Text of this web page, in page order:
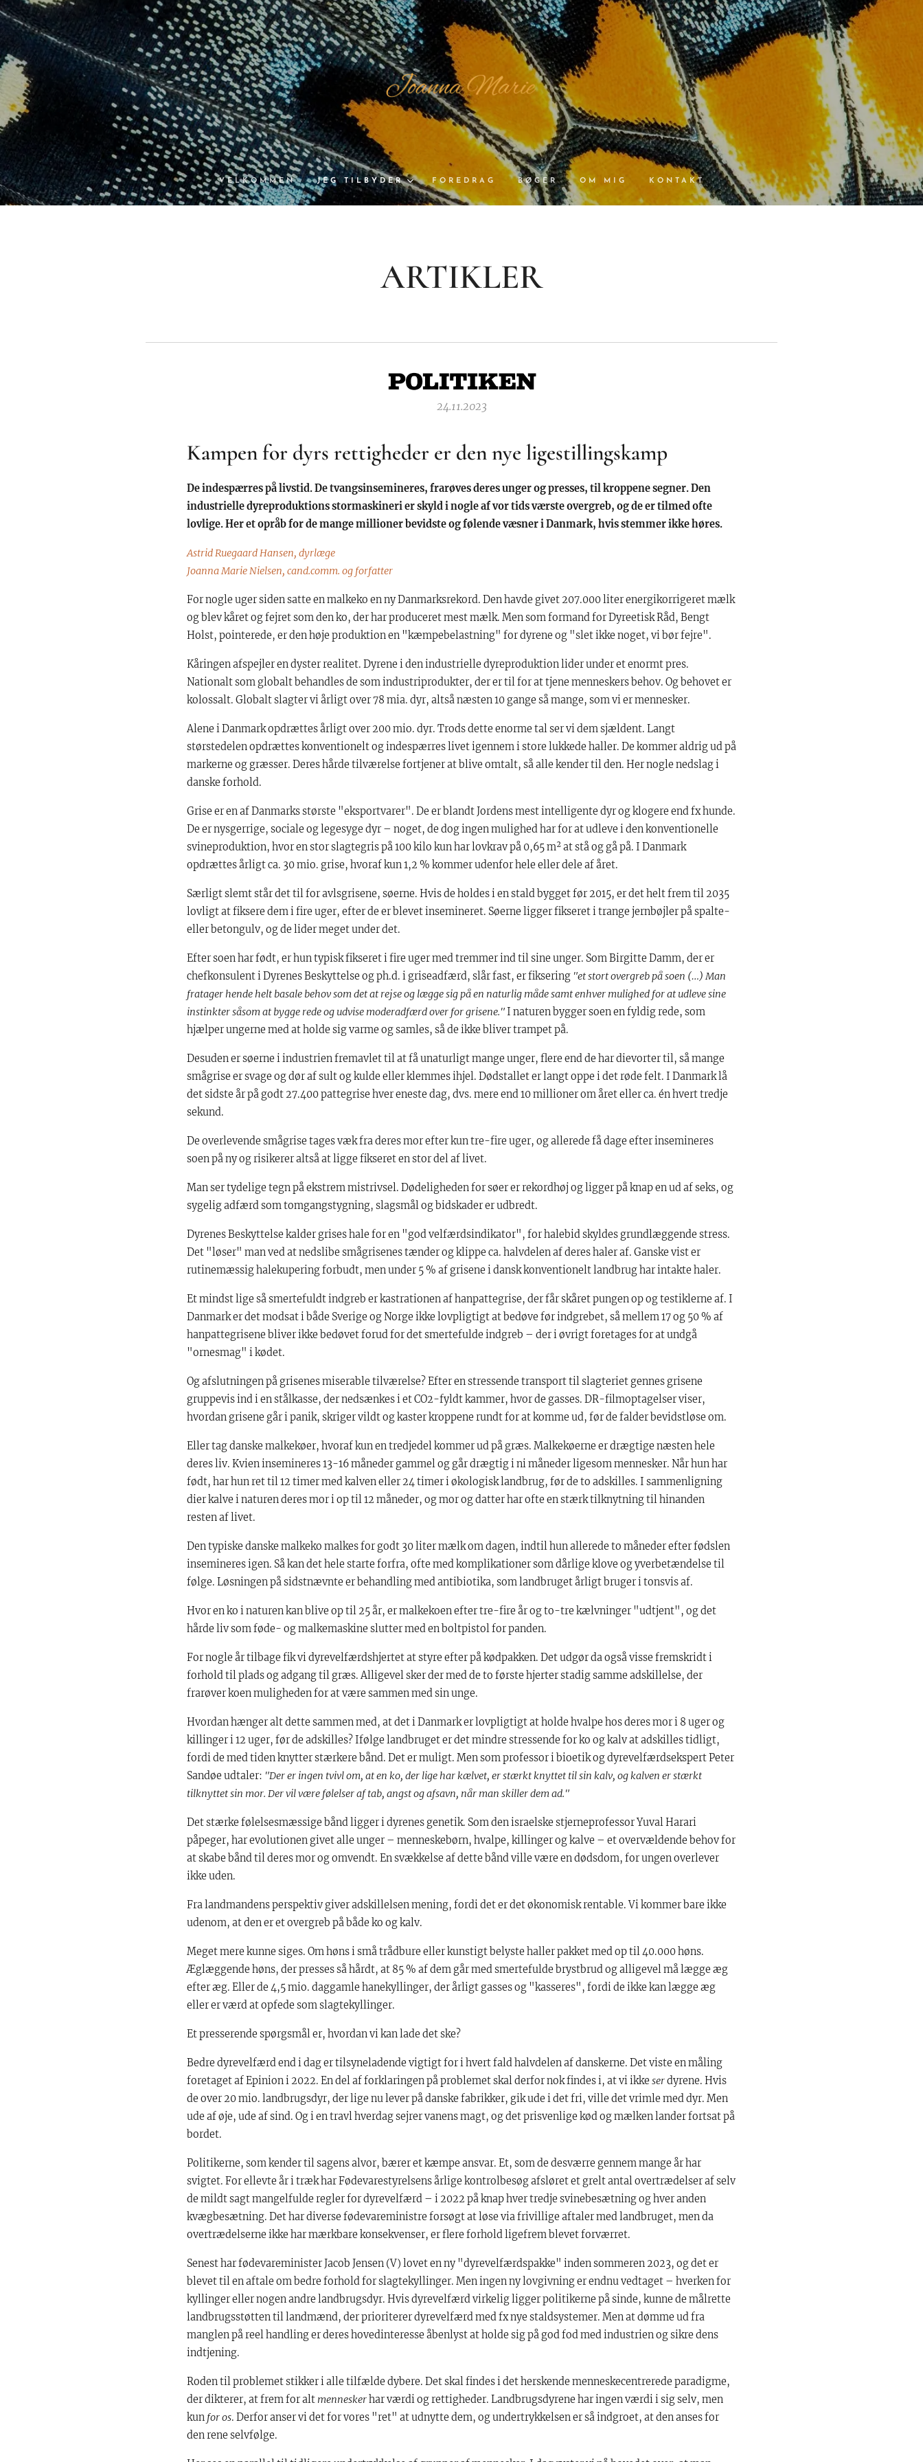
VELKOMMEN JEG TILBYDER FOREDRAG BØGER OM MIG KONTAKT
ARTIKLER
24.11.2023
Kampen for dyrs rettigheder er den nye ligestillingskamp
De indespærres på livstid. De tvangsinsemineres, frarøves deres unger og presses, til kroppene segner. Den
industrielle dyreproduktions stormaskineri er skyld i nogle af vor tids værste overgreb, og de er tilmed ofte
lovlige. Her et opråb for de mange millioner bevidste og følende væsner i Danmark, hvis stemmer ikke høres.
Astrid Ruegaard Hansen, dyrlæge
Joanna Marie Nielsen, cand.comm. og forfatter
For nogle uger siden satte en malkeko en ny Danmarksrekord. Den havde givet 207.000 liter energikorrigeret mælk
og blev kåret og fejret som den ko, der har produceret mest mælk. Men som formand for Dyreetisk Råd, Bengt
Holst, pointerede, er den høje produktion en "kæmpebelastning" for dyrene og "slet ikke noget, vi bør fejre".
Kåringen afspejler en dyster realitet. Dyrene i den industrielle dyreproduktion lider under et enormt pres.
Nationalt som globalt behandles de som industriprodukter, der er til for at tjene menneskers behov. Og behovet er
kolossalt. Globalt slagter vi årligt over 78 mia. dyr, altså næsten 10 gange så mange, som vi er mennesker.
Alene i Danmark opdrættes årligt over 200 mio. dyr. Trods dette enorme tal ser vi dem sjældent. Langt
størstedelen opdrættes konventionelt og indespærres livet igennem i store lukkede haller. De kommer aldrig ud på
markerne og græsser. Deres hårde tilværelse fortjener at blive omtalt, så alle kender til den. Her nogle nedslag i
danske forhold.
Grise er en af Danmarks største "eksportvarer". De er blandt Jordens mest intelligente dyr og klogere end fx hunde.
De er nysgerrige, sociale og legesyge dyr – noget, de dog ingen mulighed har for at udleve i den konventionelle
svineproduktion, hvor en stor slagtegris på 100 kilo kun har lovkrav på 0,65 m² at stå og gå på. I Danmark
opdrættes årligt ca. 30 mio. grise, hvoraf kun 1,2 % kommer udenfor hele eller dele af året.
Særligt slemt står det til for avlsgrisene, søerne. Hvis de holdes i en stald bygget før 2015, er det helt frem til 2035
lovligt at fiksere dem i fire uger, efter de er blevet insemineret. Søerne ligger fikseret i trange jernbøjler på spalte-
eller betongulv, og de lider meget under det.
Efter soen har født, er hun typisk fikseret i fire uger med tremmer ind til sine unger. Som Birgitte Damm, der er
chefkonsulent i Dyrenes Beskyttelse og ph.d. i griseadfærd, slår fast, er fiksering "et stort overgreb på soen (…) Man
fratager hende helt basale behov som det at rejse og lægge sig på en naturlig måde samt enhver mulighed for at udleve sine
instinkter såsom at bygge rede og udvise moderadfærdover for grisene."I naturen bygger soen en fyldig rede, som
hjælper ungerne med at holde sig varme og samles, så de ikke bliver trampet på.
Desuden er søerne i industrien fremavlet til at få unaturligt mange unger, flere end de har dievorter til, så mange
smågrise er svage og dør af sult og kulde eller klemmes ihjel. Dødstallet er langt oppe i det røde felt. I Danmark lå
det sidste år på godt 27.400 pattegrise hver eneste dag, dvs. mere end 10 millioner om året eller ca. én hvert tredje
sekund.
De overlevende smågrise tages væk fra deres mor efter kun tre-fire uger, og allerede få dage efter insemineres
soen på ny og risikerer altså at ligge fikseret en stor del af livet.
Man ser tydelige tegn på ekstrem mistrivsel. Dødeligheden for søer er rekordhøj og ligger på knap en ud af seks, og
sygelig adfærd som tomgangstygning, slagsmål og bidskader er udbredt.
Dyrenes Beskyttelse kalder grises hale for en "god velfærdsindikator", for halebid skyldes grundlæggende stress.
Det "løser" man ved at nedslibe smågrisenes tænder og klippe ca. halvdelen af deres haler af. Ganske vist er
rutinemæssig halekupering forbudt, men under 5 % af grisene i dansk konventionelt landbrug har intakte haler.
Et mindst lige så smertefuldt indgreb er kastrationen af hanpattegrise, der får skåret pungen op og testiklerne af. I
Danmark er det modsat i både Sverige og Norge ikke lovpligtigt at bedøve før indgrebet, så mellem 17 og 50 % af
hanpattegrisene bliver ikke bedøvet forud for det smertefulde indgreb – der i øvrigt foretages for at undgå
"ornesmag" i kødet.
Og afslutningen på grisenes miserable tilværelse? Efter en stressende transport til slagteriet gennes grisene
gruppevis ind i en stålkasse, der nedsænkes i et CO2-fyldt kammer, hvor de gasses. DR-filmoptagelser viser,
hvordan grisene går i panik, skriger vildt og kaster kroppene rundt for at komme ud, før de falder bevidstløse om.
Eller tag danske malkekøer, hvoraf kun en tredjedel kommer ud på græs. Malkekøerne er drægtige næsten hele
deres liv. Kvien insemineres 13-16 måneder gammel og går drægtig i ni måneder ligesom mennesker. Når hun har
født, har hun ret til 12 timer med kalven eller 24 timer i økologisk landbrug, før de to adskilles. I sammenligning
dier kalve i naturen deres mor i op til 12 måneder, og mor og datter har ofte en stærk tilknytning til hinanden
resten af livet.
Den typiske danske malkeko malkes for godt 30 liter mælk om dagen, indtil hun allerede to måneder efter fødslen
insemineres igen. Så kan det hele starte forfra, ofte med komplikationer som dårlige klove og yverbetændelse til
følge. Løsningen på sidstnævnte er behandling med antibiotika, som landbruget årligt bruger i tonsvis af.
Hvor en ko i naturen kan blive op til 25 år, er malkekoen efter tre-fire år og to-tre kælvninger "udtjent", og det
hårde liv som føde- og malkemaskine slutter med en boltpistol for panden.
For nogle år tilbage fik vi dyrevelfærdshjertet at styre efter på kødpakken. Det udgør da også visse fremskridt i
forhold til plads og adgang til græs. Alligevel sker der med de to første hjerter stadig samme adskillelse, der
frarøver koen muligheden for at være sammen med sin unge.
Hvordan hænger alt dette sammen med, at det i Danmark er lovpligtigt at holde hvalpe hos deres mor i 8 uger og
killinger i 12 uger, før de adskilles? Ifølge landbruget er det mindre stressende for ko og kalv at adskilles tidligt,
fordi de med tiden knytter stærkere bånd. Det er muligt. Men som professor i bioetik og dyrevelfærdsekspert Peter
Sandøe udtaler: "Der er ingen tvivl om, at en ko, der lige har kælvet, er stærkt knyttet til sin kalv, og kalven er stærkt
tilknyttet sin mor. Der vil være følelser af tab, angst og afsavn, når man skiller dem ad."
Det stærke følelsesmæssige bånd ligger i dyrenes genetik. Som den israelske stjerneprofessor Yuval Harari
påpeger, har evolutionen givet alle unger – menneskebørn, hvalpe, killinger og kalve – et overvældende behov for
at skabe bånd til deres mor og omvendt. En svækkelse af dette bånd ville være en dødsdom, for ungen overlever
ikke uden.
Fra landmandens perspektiv giver adskillelsen mening, fordi det er det økonomisk rentable. Vi kommer bare ikke
udenom, at den er et overgreb på både ko og kalv.
Meget mere kunne siges. Om høns i små trådbure eller kunstigt belyste haller pakket med op til 40.000 høns.
Æglæggende høns, der presses så hårdt, at 85 % af dem går med smertefulde brystbrud og alligevel må lægge æg
efter æg. Eller de 4,5 mio. daggamle hanekyllinger, der årligt gasses og "kasseres", fordi de ikke kan lægge æg
eller er værd at opfede som slagtekyllinger.
Et presserende spørgsmål er, hvordan vi kan lade det ske?
Bedre dyrevelfærd end i dag er tilsyneladende vigtigt for i hvert fald halvdelen af danskerne. Det viste en måling
foretaget af Epinion i 2022. En del af forklaringen på problemet skal derfor nok findes i, at vi ikkeserdyrene. Hvis
de over 20 mio. landbrugsdyr, der lige nu lever på danske fabrikker, gik ude i det fri, ville det vrimle med dyr. Men
ude af øje, ude af sind. Og i en travl hverdag sejrer vanens magt, og det prisvenlige kød og mælken lander fortsat på
bordet.
Politikerne, som kender til sagens alvor, bærer et kæmpe ansvar. Et, som de desværre gennem mange år har
svigtet. For ellevte år i træk har Fødevarestyrelsens årlige kontrolbesøg afsløret et grelt antal overtrædelser af selv
de mildt sagt mangelfulde regler for dyrevelfærd – i 2022 på knap hver tredje svinebesætning og hver anden
kvægbesætning. Det har diverse fødevareministre forsøgt at løse via frivillige aftaler med landbruget, men da
overtrædelserne ikke har mærkbare konsekvenser, er flere forhold ligefrem blevet forværret.
Senest har fødevareminister Jacob Jensen (V) lovet en ny "dyrevelfærdspakke" inden sommeren 2023, og det er
blevet til en aftale om bedre forhold for slagtekyllinger. Men ingen ny lovgivning er endnu vedtaget – hverken for
kyllinger eller nogen andre landbrugsdyr. Hvis dyrevelfærd virkelig ligger politikerne på sinde, kunne de målrette
landbrugsstøtten til landmænd, der prioriterer dyrevelfærd med fx nye staldsystemer. Men at dømme ud fra
manglen på reel handling er deres hovedinteresse åbenlyst at holde sig på god fod med industrien og sikre dens
indtjening.
Roden til problemet stikker i alle tilfælde dybere. Det skal findes i det herskende menneskecentrerede paradigme,
der dikterer, at frem for alt menneskerhar værdi og rettigheder. Landbrugsdyrene har ingen værdi i sig selv, men
kun for os. Derfor anser vi det for vores "ret" at udnytte dem, og undertrykkelsen er så indgroet, at den anses for
den rene selvfølge.